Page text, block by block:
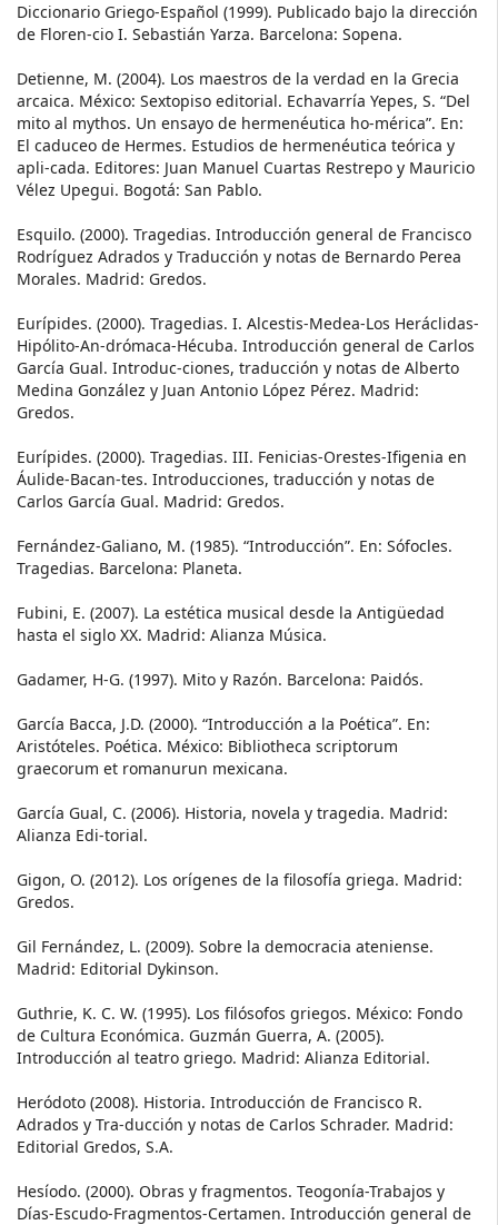
Diccionario Griego-Español (1999). Publicado bajo la dirección
de Floren-cio I. Sebastián Yarza. Barcelona: Sopena.
Detienne, M. (2004). Los maestros de la verdad en la Grecia
arcaica. México: Sextopiso editorial. Echavarría Yepes, S. “Del
mito al mythos. Un ensayo de hermenéutica ho-mérica”. En:
El caduceo de Hermes. Estudios de hermenéutica teórica y
apli-cada. Editores: Juan Manuel Cuartas Restrepo y Mauricio
Vélez Upegui. Bogotá: San Pablo.
Esquilo. (2000). Tragedias. Introducción general de Francisco
Rodríguez Adrados y Traducción y notas de Bernardo Perea
Morales. Madrid: Gredos.
Eurípides. (2000). Tragedias. I. Alcestis-Medea-Los Heráclidas-
Hipólito-An-drómaca-Hécuba. Introducción general de Carlos
García Gual. Introduc-ciones, traducción y notas de Alberto
Medina González y Juan Antonio López Pérez. Madrid:
Gredos.
Eurípides. (2000). Tragedias. III. Fenicias-Orestes-Ifigenia en
Áulide-Bacan-tes. Introducciones, traducción y notas de
Carlos García Gual. Madrid: Gredos.
Fernández-Galiano, M. (1985). “Introducción”. En: Sófocles.
Tragedias. Barcelona: Planeta.
Fubini, E. (2007). La estética musical desde la Antigüedad
hasta el siglo XX. Madrid: Alianza Música.
Gadamer, H-G. (1997). Mito y Razón. Barcelona: Paidós.
García Bacca, J.D. (2000). “Introducción a la Poética”. En:
Aristóteles. Poética. México: Bibliotheca scriptorum
graecorum et romanurun mexicana.
García Gual, C. (2006). Historia, novela y tragedia. Madrid:
Alianza Edi-torial.
Gigon, O. (2012). Los orígenes de la filosofía griega. Madrid:
Gredos.
Gil Fernández, L. (2009). Sobre la democracia ateniense.
Madrid: Editorial Dykinson.
Guthrie, K. C. W. (1995). Los filósofos griegos. México: Fondo
de Cultura Económica. Guzmán Guerra, A. (2005).
Introducción al teatro griego. Madrid: Alianza Editorial.
Heródoto (2008). Historia. Introducción de Francisco R.
Adrados y Tra-ducción y notas de Carlos Schrader. Madrid:
Editorial Gredos, S.A.
Hesíodo. (2000). Obras y fragmentos. Teogonía-Trabajos y
Días-Escudo-Fragmentos-Certamen. Introducción general de